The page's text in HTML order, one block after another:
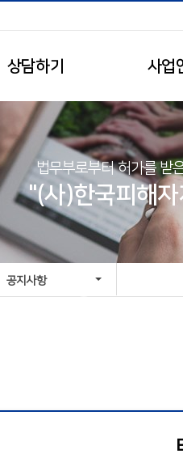
상담하기 사업
법무부로부터 허가를 받
"(사)한국피해
공지사항